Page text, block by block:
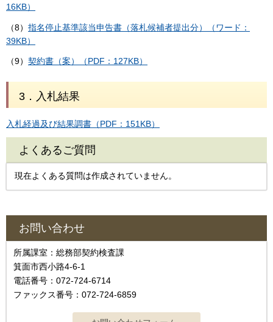
16KB）
（8） 指名停止基準該当申告書（落札候補者提出分）（ワード：
39KB）
（9） 契約書（案）（PDF：127KB）
3．入札結果
入札経過及び結果調書（PDF：151KB）
よくあるご質問
現在よくある質問は作成されていません。
お問い合わせ
所属課室：総務部契約検査課
箕面市西小路4‐6‐1
電話番号：072-724-6714
ファックス番号：072-724-6859